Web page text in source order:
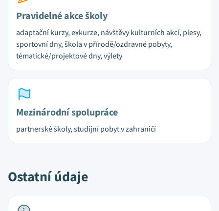
Pravidelné akce školy
adaptační kurzy, exkurze, návštěvy kulturních akcí, plesy,
sportovní dny, škola v přírodě/ozdravné pobyty,
tématické/projektové dny, výlety
Mezinárodní spolupráce
partnerské školy, studijní pobyt v zahraničí
Ostatní údaje